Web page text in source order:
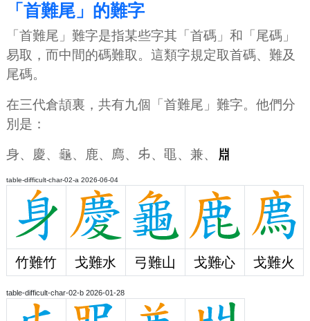
「首難尾」的難字
「首難尾」難字是指某些字其「首碼」和「尾碼」
易取，而中間的碼難取。這類字規定取首碼、難及
尾碼。
在三代倉頡裏，共有九個「首難尾」難字。他們分
別是：
身、慶、龜、鹿、廌、𠂔、黽、兼、
table-difficult-char-02-a 2026-06-04
竹難竹 戈難水 弓難山 戈難心 戈難火
table-difficult-char-02-b 2026-01-28